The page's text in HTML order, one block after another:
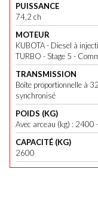
PUISSANCE
74,2 ch
MOTEUR
KUBOTA - Diesel à
TURBO - Stage 5 -
TRANSMISSION
Boîte proportionnelle à
synchronisé
POIDS (KG)
Avec arceau (kg) :
CAPACITÉ (KG)
2600